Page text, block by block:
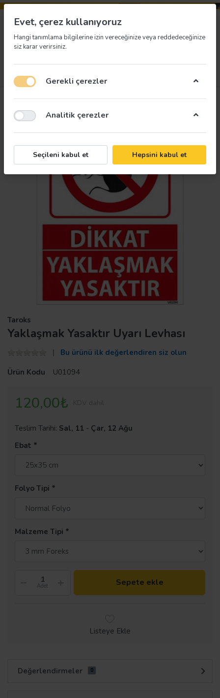
Taroks
Yaklaşmak Yasaktır Uyarı Levhası
Bu ürünü ilk değerlendiren siz olun
Ürün Kodu
U01094
120,00₺
Teslim Tarihi: Sal, 11 - Çar, 12 Ağu
Ebat
Folyo Tipi
Malzeme Tipi
Adet Sepete ekle
Listeye Ekle
Değerlendirmeler 0
Evet, çerez kullanıyoruz
Hangi tanımlama bilgilerine izin vereceğinize veya reddedeceğinize
siz karar verirsiniz.
Gerekli çerezler
Analitik çerezler
Seçileni kabul et Hepsini kabul et